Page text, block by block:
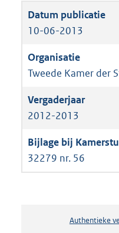
10-06-2013
Tweede Kamer der
2012-2013
32279 nr. 56
Authentieke